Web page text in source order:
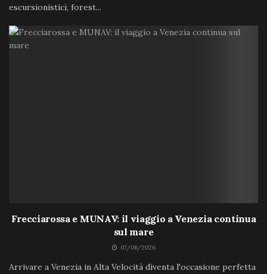
escursionistici, forest...
Frecciarossa e MUNAV: il viaggio a Venezia continua
sul mare
07/08/2026
Arrivare a Venezia in Alta Velocità diventa l'occasione perfetta